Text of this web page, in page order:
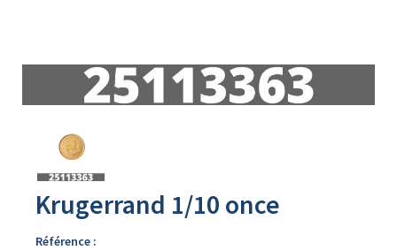
produit
Krugerrand 1/10 once
Référence :